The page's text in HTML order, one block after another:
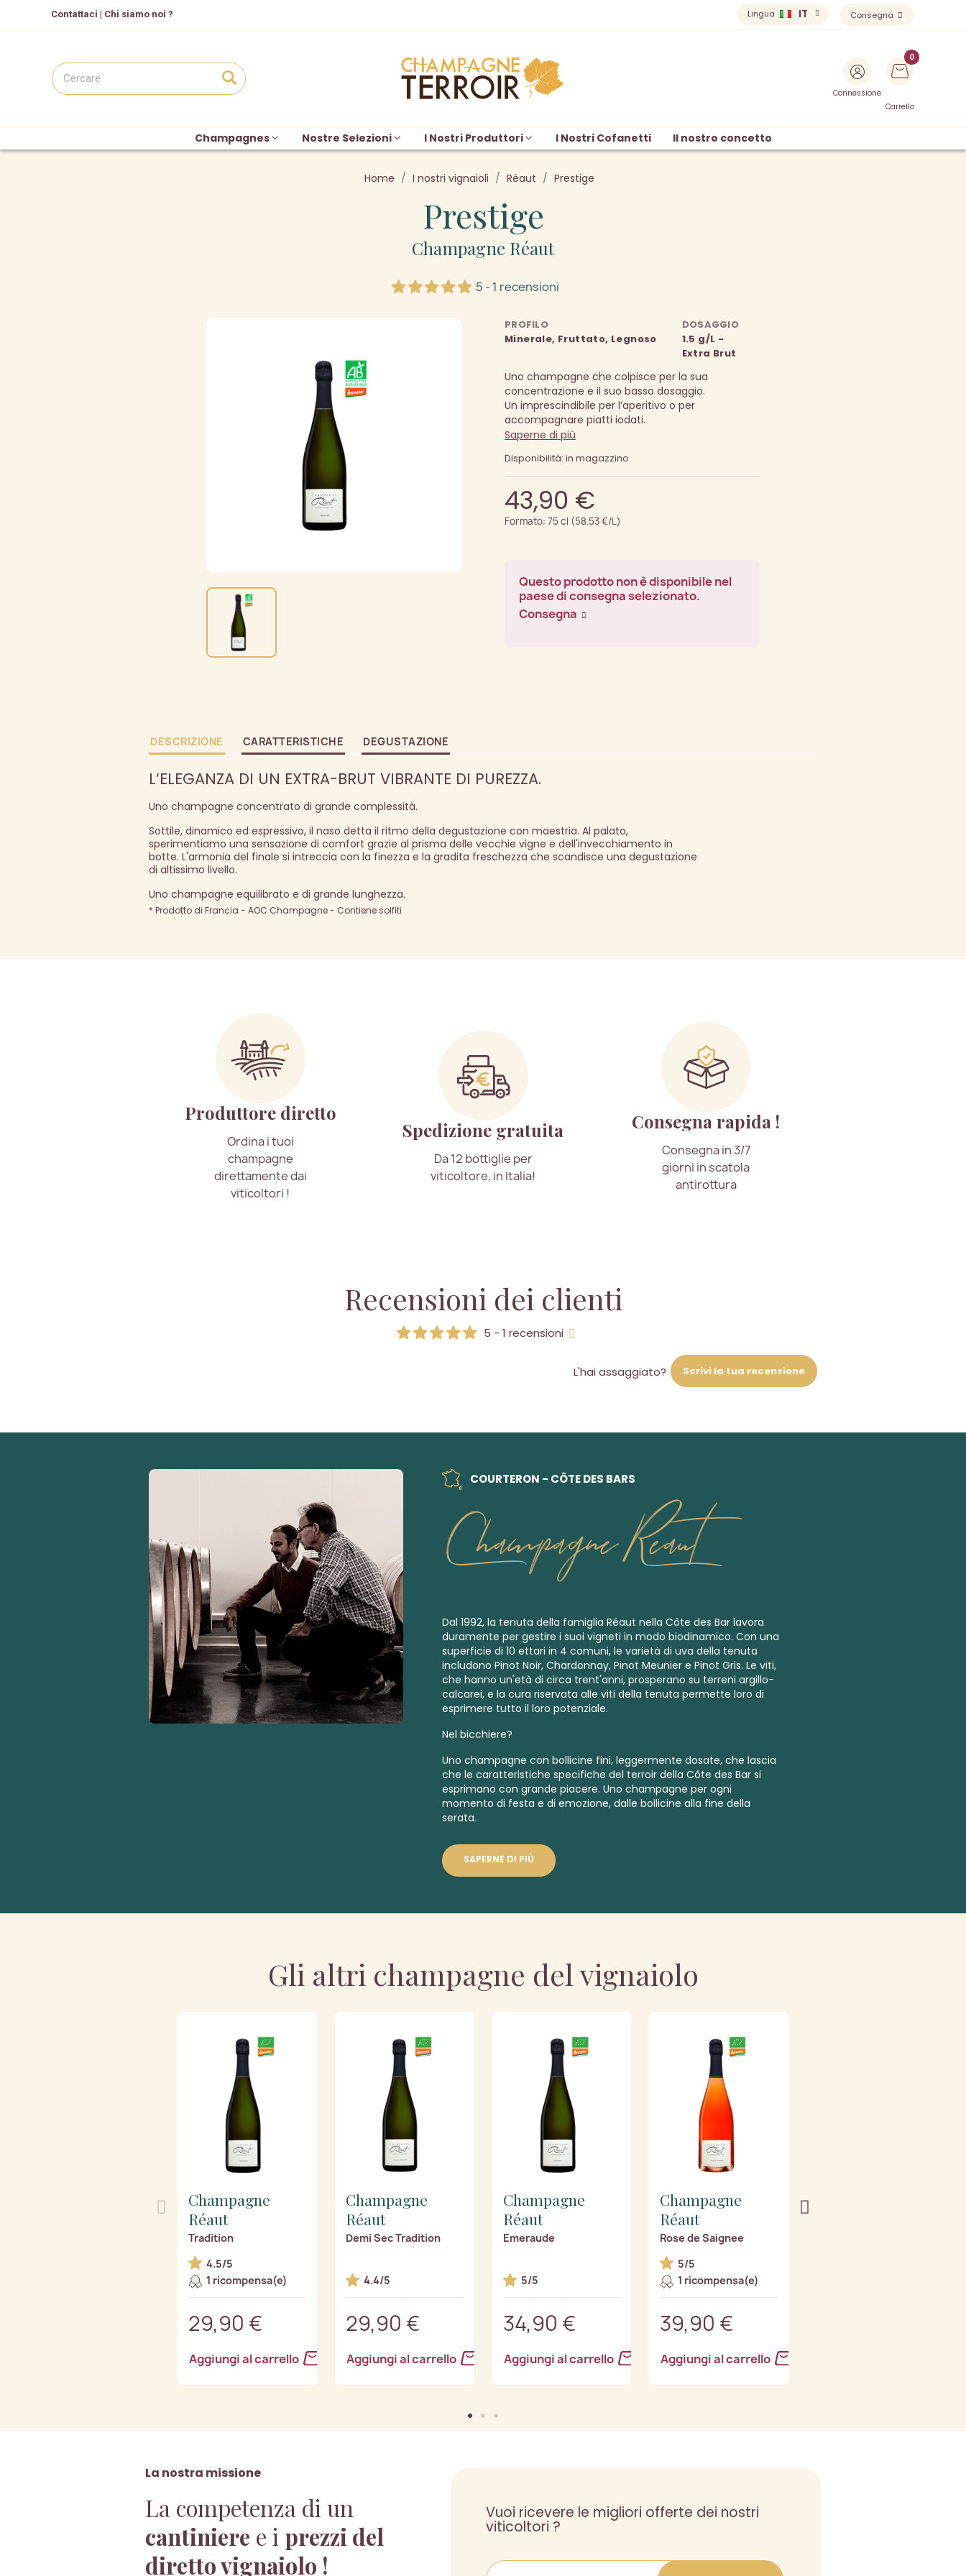
Contattaci | Chi siamo noi ? Lingua IT Consegna
Connessione
Carrello
Champagnes Nostre Selezioni I Nostri Produttori I Nostri Cofanetti Il nostro concetto
Home I nostri vignaioli Réaut Prestige
Prestige
Champagne Réaut
5 - 1 recensioni
PROFILO
Minerale, Fruttato, Legnoso
DOSAGGIO
1.5 g/L -
Extra Brut
Uno champagne che colpisce per la sua
concentrazione e il suo basso dosaggio.
Un imprescindibile per l’aperitivo o per
accompagnare piatti iodati.
Saperne di più
Disponibilità: in magazzino
43,90 €
Formato: 75 cl (58.53 €/L)
Questo prodotto non è disponibile nel
paese di consegna selezionato.
Consegna
DESCRIZIONE CARATTERISTICHE DEGUSTAZIONE
L’ELEGANZA DI UN EXTRA-BRUT VIBRANTE DI PUREZZA.
Uno champagne concentrato di grande complessità.
Sottile, dinamico ed espressivo, il naso detta il ritmo della degustazione con maestria. Al palato,
sperimentiamo una sensazione di comfort grazie al prisma delle vecchie vigne e dell'invecchiamento in
botte. L'armonia del finale si intreccia con la finezza e la gradita freschezza che scandisce una degustazione
di altissimo livello.
Uno champagne equilibrato e di grande lunghezza.
* Prodotto di Francia - AOC Champagne - Contiene solfiti
Produttore diretto
Ordina i tuoi
champagne
direttamente dai
viticoltori !
Spedizione gratuita
Da 12 bottiglie per
viticoltore, in Italia!
Consegna rapida !
Consegna in 3/7
giorni in scatola
antirottura
Recensioni dei clienti
5 - 1 recensioni
L'hai assaggiato? Scrivi la tua recensione
COURTERON - CÔTE DES BARS
Champagne Reaut
Dal 1992, la tenuta della famiglia Réaut nella Côte des Bar lavora
duramente per gestire i suoi vigneti in modo biodinamico. Con una
superficie di 10 ettari in 4 comuni, le varietà di uva della tenuta
includono Pinot Noir, Chardonnay, Pinot Meunier e Pinot Gris. Le viti,
che hanno un'età di circa trent'anni, prosperano su terreni argillo-
calcarei, e la cura riservata alle viti della tenuta permette loro di
esprimere tutto il loro potenziale.
Nel bicchiere?
Uno champagne con bollicine fini, leggermente dosate, che lascia
che le caratteristiche specifiche del terroir della Côte des Bar si
esprimano con grande piacere. Uno champagne per ogni
momento di festa e di emozione, dalle bollicine alla fine della
serata.
SAPERNE DI PIÙ
Gli altri champagne del vignaiolo
Champagne
Réaut
Tradition
4.5/5
1 ricompensa(e)
29,90 €
Aggiungi al carrello
Champagne
Réaut
Demi Sec Tradition
4.4/5
29,90 €
Aggiungi al carrello
Champagne
Réaut
Emeraude
5/5
34,90 €
Aggiungi al carrello
Champagne
Réaut
Rose de Saignee
5/5
1 ricompensa(e)
39,90 €
Aggiungi al carrello
La nostra missione
La competenza di un
cantiniere e i prezzi del
diretto vignaiolo !
Vuoi ricevere le migliori offerte dei nostri
viticoltori ?